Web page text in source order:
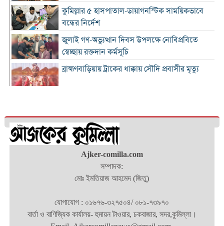
কুমিল্লার ৫ হাসপাতাল-ডায়াগনস্টিক সাময়িকভাবে
বন্ধের নির্দেশ
জুলাই গণ-অভ্যুত্থান দিবস উপলক্ষে নোবিপ্রবিতে
স্বেচ্ছায় রক্তদান কর্মসূচি
ব্রাহ্মণবাড়িয়ায় ট্রাকের ধাক্কায় সৌদি প্রবাসীর মৃত্যু
দাউদকান্দিতে পুলিশের অভিযানে গ্রেপ্তার ৩
কুমিল্লায় বিপুল মাদক ধ্বংস, দুই মাসে ২৫টি
পুশইনের চেষ্টা প্রতিহত করেছে বিজিবি
১১ প্রতিষ্ঠানে নেতৃত্ব বদল, প্রশাসন সংস্কারের বার্তা
মার্শাল আর্ট ক্লাব কাপ প্রতিযোগিতায় কুমিল্লা হাই স্কুল
শিক্ষার্থীদের স্বর্ণপদক অর্জন
Ajker-comilla.com
সম্পাদক:
মোঃ ইমতিয়াজ আহমেদ (জিতু)
যোগাযোগ : ০১৬৭৬-৩২৭৫০৪/ ০৮১-৭৩৯৭০
বার্তা ও বাণিজ্যিক কার্যালয়- হুমায়ন টাওয়ার, চকবাজার, সদর,কুমিল্লা।